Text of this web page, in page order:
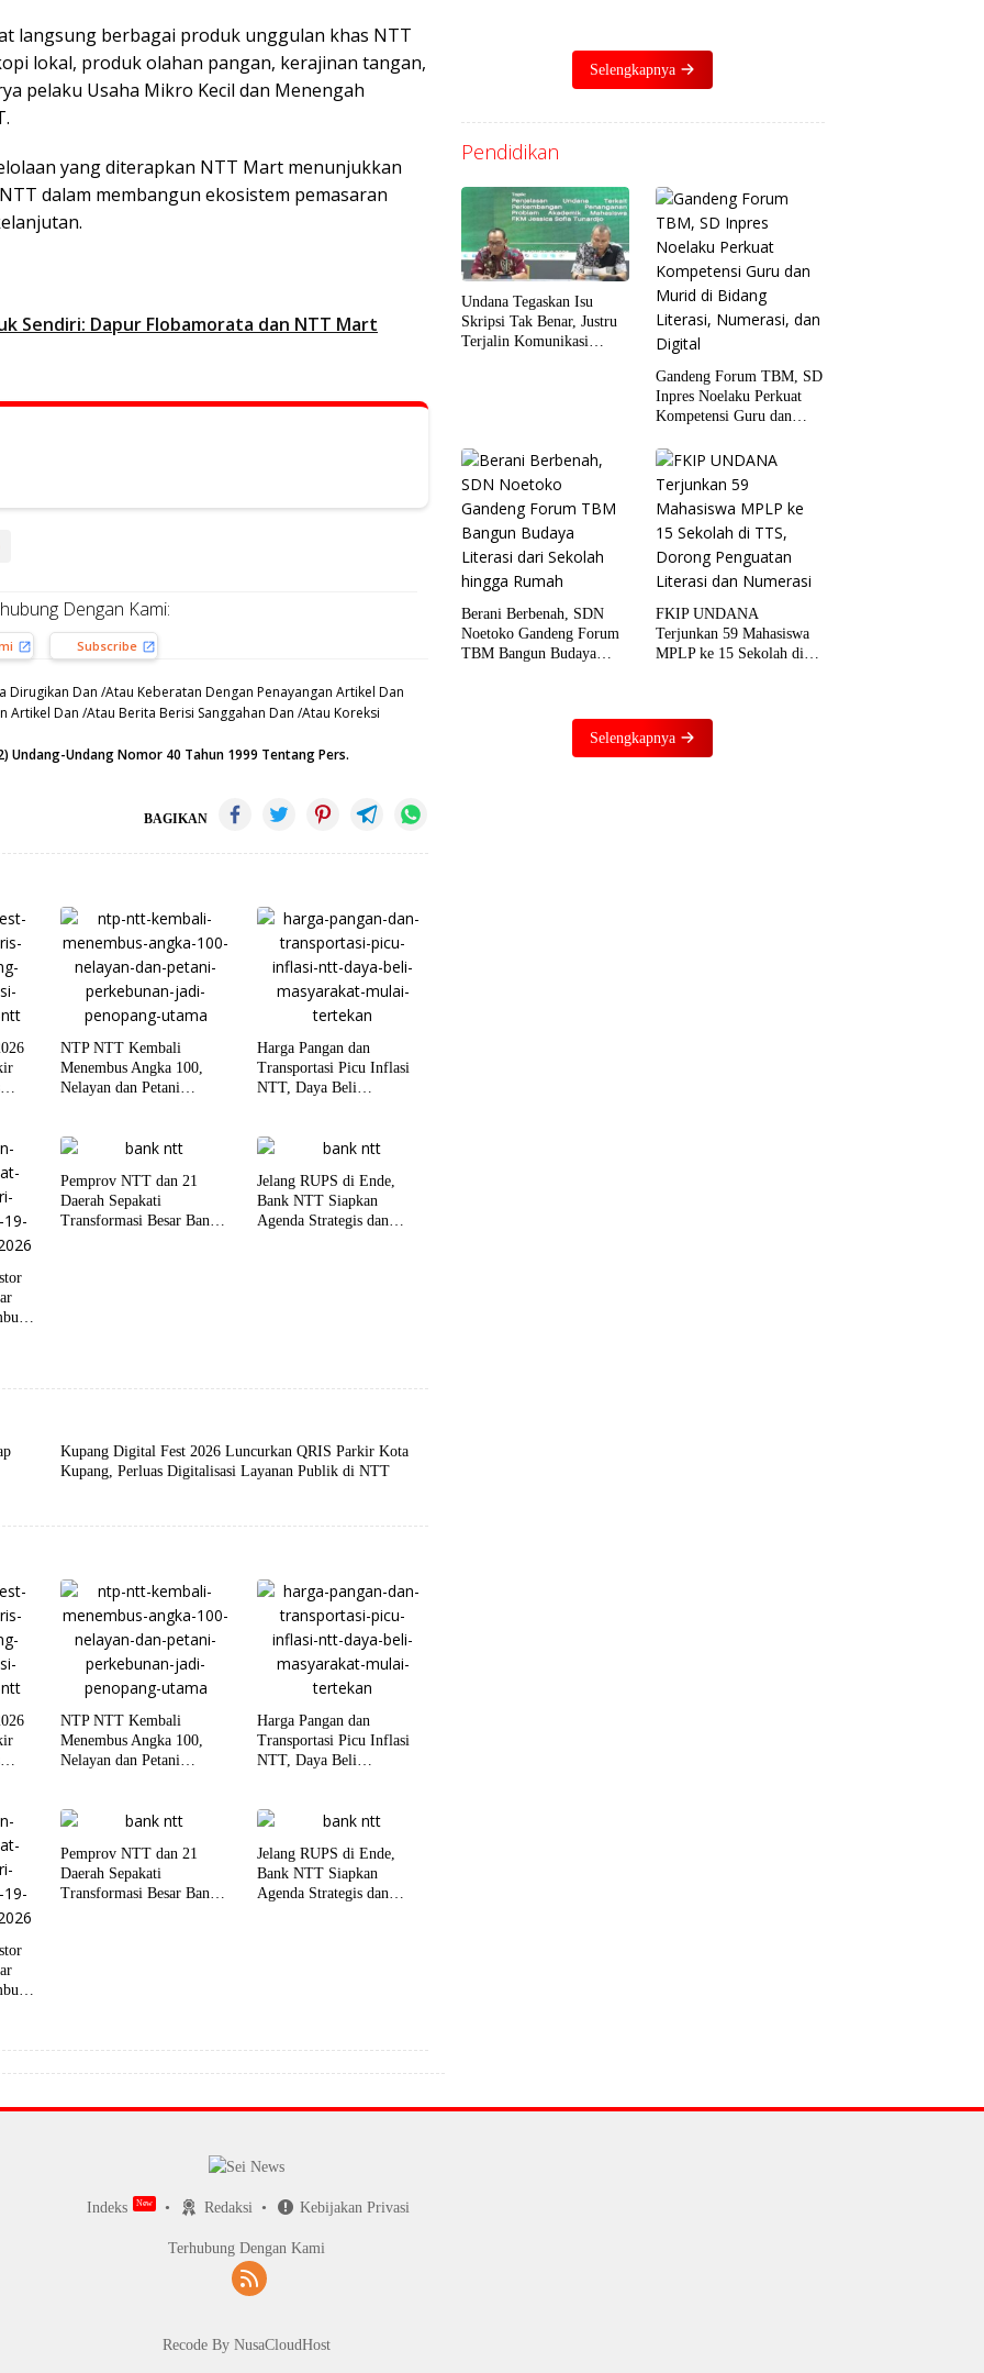
langsung berbagai produk unggulan khas NTT
lokal, produk olahan pangan, kerajinan tangan,
pelaku Usaha Mikro Kecil dan Menengah
yang diterapkan NTT Mart menunjukkan
dalam membangun ekosistem pemasaran
Sendiri: Dapur Flobamorata dan NTT Mart
Dengan Kami:
Subscribe
Dirugikan Dan /Atau Keberatan Dengan Penayangan Artikel Dan
Dan /Atau Berita Berisi Sanggahan Dan /Atau Koreksi
Undang-Undang Nomor 40 Tahun 1999 Tentang Pers.
BAGIKAN
NTP NTT Kembali
Menembus Angka 100,
Nelayan dan Petani
Harga Pangan dan
Transportasi Picu Inflasi
NTT, Daya Beli
Pemprov NTT dan 21
Daerah Sepakati
Transformasi Besar Bank
Jelang RUPS di Ende,
Bank NTT Siapkan
Agenda Strategis dan
Kupang Digital Fest 2026 Luncurkan QRIS Parkir Kota
Kupang, Perluas Digitalisasi Layanan Publik di NTT
NTP NTT Kembali
Menembus Angka 100,
Nelayan dan Petani
Harga Pangan dan
Transportasi Picu Inflasi
NTT, Daya Beli
Pemprov NTT dan 21
Daerah Sepakati
Transformasi Besar Bank
Jelang RUPS di Ende,
Bank NTT Siapkan
Agenda Strategis dan
Selengkapnya
Pendidikan
Undana Tegaskan Isu
Skripsi Tak Benar, Justru
Terjalin Komunikasi
Gandeng Forum TBM, SD
Inpres Noelaku Perkuat
Kompetensi Guru dan
Numerasi, dan Digital
Berani Berbenah, SDN
Noetoko Gandeng Forum
TBM Bangun Budaya
FKIP UNDANA
Terjunkan 59 Mahasiswa
MPLP ke 15 Sekolah di
Selengkapnya
Indeks Redaksi Kebijakan Privasi
Terhubung Dengan Kami
Recode By NusaCloudHost